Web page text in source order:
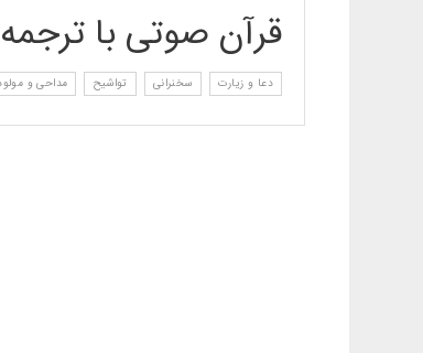
قرآن صوتی با
دعا و زیارت سخنرانی تواشیح مداحی و